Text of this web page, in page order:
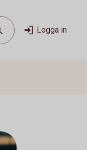
Logga in